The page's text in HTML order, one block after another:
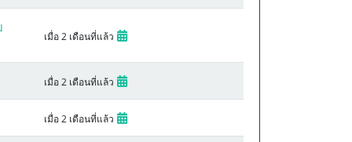
เมื่อ 2 เดือนที่แล้ว
เมื่อ 2 เดือนที่แล้ว
เมื่อ 2 เดือนที่แล้ว